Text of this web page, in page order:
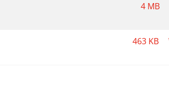
4 MB
463 KB